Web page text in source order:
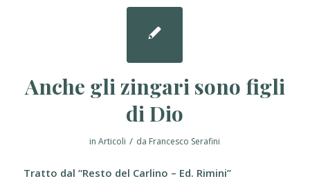
Anche gli zingari sono figli
di Dio
inArticoli / da Francesco Serafini
Tratto dal “Resto del Carlino – Ed. Rimini”